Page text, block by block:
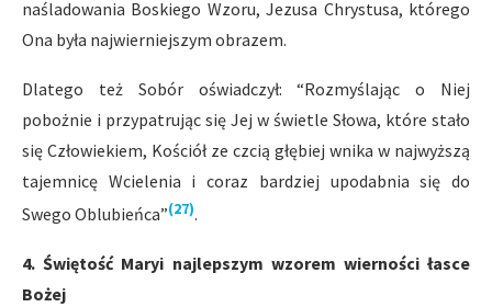
naśladowania Boskiego Wzoru, Jezusa Chrystusa, którego
Ona była najwierniejszym obrazem.
Dlatego też Sobór oświadczył: “Rozmyślając o Niej
pobożnie i przypatrując się Jej w świetle Słowa, które stało
się Człowiekiem, Kościół ze czcią głębiej wnika w najwyższą
tajemnicę Wcielenia i coraz bardziej upodabnia się do
Swego Oblubieńca”(27).
4. Świętość Maryi najlepszym wzorem wierności łasce
Bożej